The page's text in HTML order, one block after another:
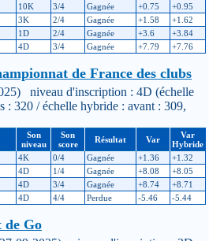
10K 3/4 Gagnée +0.75
+0.95
3K 2/4 Gagnée +1.58
+1.62
1D 2/4 Gagnée +3.6
+3.84
4D 3/4 Gagnée +7.79 +7.76
de France des clubs
niveau d'inscription : 4D (échelle
: 320 / échelle hybride : avant : 309,
Son
niveau
Son
score
Résultat Var
Var
Hybride
4K 0/4 Gagnée +1.36
+1.32
4D 1/4 Gagnée +8.08
+8.05
4D 3/4 Gagnée +8.74
+8.71
4D 4/4 Perdue -5.46 -5.44
de Go